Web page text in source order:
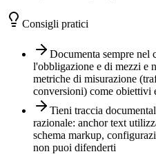
Consigli pratici
Documenta sempre nel
l'obbligazione e di mezzi e
metriche di misurazione
conversioni) come obiettivi
Tieni traccia
razionale: anchor text
schema markup,
non puoi difenderti